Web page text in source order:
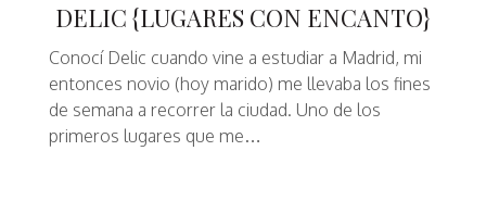
DELIC {LUGARES CON ENCANTO}
Conocí Delic cuando vine a estudiar a Madrid, mi
entonces novio (hoy marido) me llevaba los fines
de semana a recorrer la ciudad. Uno de los
primeros lugares que me…